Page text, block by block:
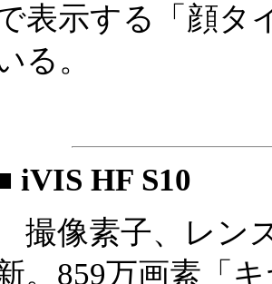
表示する「顔タ
る。
iVIS HF S10
撮像素子、レン
。859万画素「